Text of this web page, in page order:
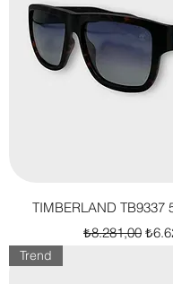
TIMBERLAND TB9337
Normal Fiyat
₺8.281,00
Trend